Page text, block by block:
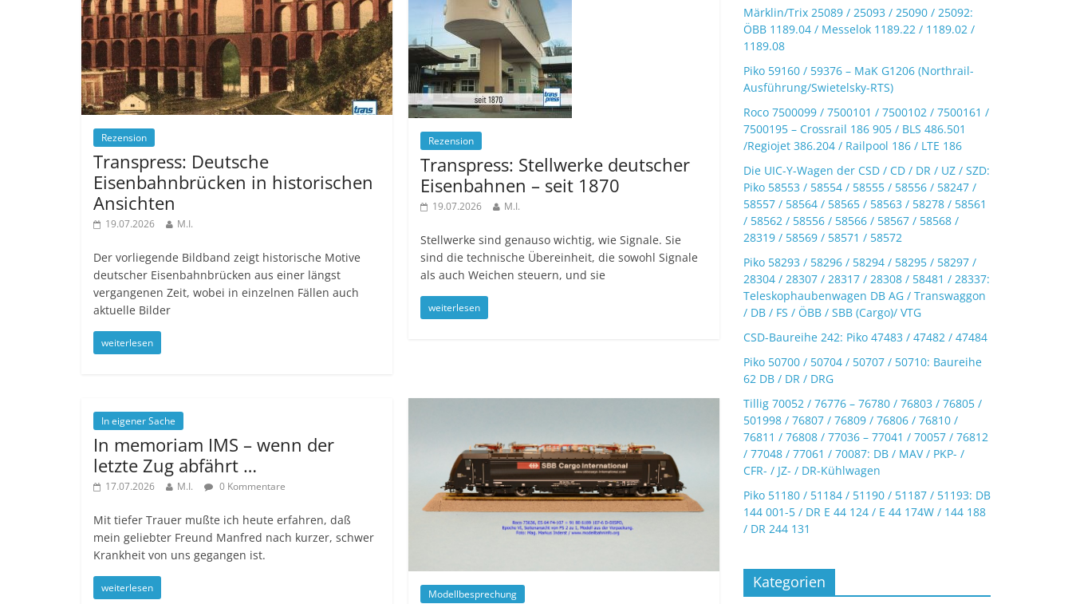
Rezension
Transpress: Deutsche
Eisenbahnbrücken in historischen
Ansichten
19.07.2026 M.I.
Der vorliegende Bildband zeigt historische Motive
deutscher Eisenbahnbrücken aus einer längst
vergangenen Zeit, wobei in einzelnen Fällen auch
aktuelle Bilder
weiterlesen
Rezension
Transpress: Stellwerke deutscher
Eisenbahnen – seit 1870
19.07.2026 M.I.
Stellwerke sind genauso wichtig, wie Signale. Sie
sind die technische Übereinheit, die sowohl Signale
als auch Weichen steuern, und sie
weiterlesen
In eigener Sache
In memoriam IMS – wenn der
letzte Zug abfährt …
17.07.2026 M.I. 0 Kommentare
Mit tiefer Trauer mußte ich heute erfahren, daß
mein geliebter Freund Manfred nach kurzer, schwer
Krankheit von uns gegangen ist.
weiterlesen Modellbesprechung
Märklin/Trix 25089 / 25093 / 25090 / 25092:
ÖBB 1189.04 / Messelok 1189.22 / 1189.02 /
1189.08
Piko 59160 / 59376 – MaK G1206 (Northrail-
Ausführung/Swietelsky-RTS)
Roco 7500099 / 7500101 / 7500102 / 7500161 /
7500195 – Crossrail 186 905 / BLS 486.501
/Regiojet 386.204 / Railpool 186 / LTE 186
Die UIC-Y-Wagen der CSD / CD / DR / UZ / SZD:
Piko 58553 / 58554 / 58555 / 58556 / 58247 /
58557 / 58564 / 58565 / 58563 / 58278 / 58561
/ 58562 / 58556 / 58566 / 58567 / 58568 /
28319 / 58569 / 58571 / 58572
Piko 58293 / 58296 / 58294 / 58295 / 58297 /
28304 / 28307 / 28317 / 28308 / 58481 / 28337:
Teleskophaubenwagen DB AG / Transwaggon
/ DB / FS / ÖBB / SBB (Cargo)/ VTG
CSD-Baureihe 242: Piko 47483 / 47482 / 47484
Piko 50700 / 50704 / 50707 / 50710: Baureihe
62 DB / DR / DRG
Tillig 70052 / 76776 – 76780 / 76803 / 76805 /
501998 / 76807 / 76809 / 76806 / 76810 /
76811 / 76808 / 77036 – 77041 / 70057 / 76812
/ 77048 / 77061 / 70087: DB / MAV / PKP- /
CFR- / JZ- / DR-Kühlwagen
Piko 51180 / 51184 / 51190 / 51187 / 51193: DB
144 001-5 / DR E 44 124 / E 44 174W / 144 188
/ DR 244 131
Kategorien